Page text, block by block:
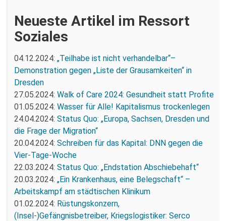
Neueste Artikel im Ressort
Soziales
04.12.2024: „Teilhabe ist nicht verhandelbar“–
Demonstration gegen „Liste der Grausamkeiten“ in
Dresden
27.05.2024: Walk of Care 2024: Gesundheit statt Profite
01.05.2024: Wasser für Alle! Kapitalismus trockenlegen
24.04.2024: Status Quo: „Europa, Sachsen, Dresden und
die Frage der Migration“
20.04.2024: Schreiben für das Kapital: DNN gegen die
Vier-Tage-Woche
22.03.2024: Status Quo: „Endstation Abschiebehaft“
20.03.2024: „Ein Krankenhaus, eine Belegschaft“ –
Arbeitskampf am städtischen Klinikum
01.02.2024: Rüstungskonzern,
(Insel-)Gefängnisbetreiber, Kriegslogistiker: Serco